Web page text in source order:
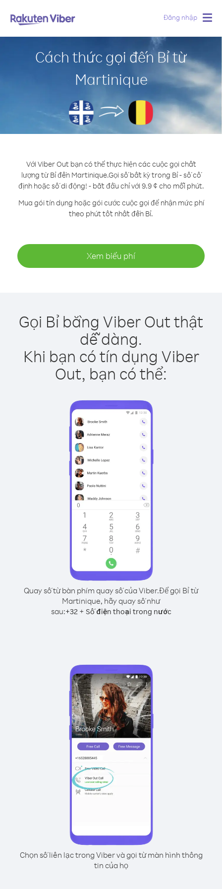
Đăng nhập
Cách thức gọi đến Bỉ từ
Martinique
Với Viber Out bạn có thể thực hiện các cuộc gọi chất
lượng từ Bỉ đến Martinique.Gọi số bất kỳ trong Bỉ - số cố
định hoặc số di động! - bắt đầu chỉ với 9.9 ¢ cho mỗi phút.
Mua gói tín dụng hoặc gói cước cuộc gọi để nhận mức phí
theo phút tốt nhất đến Bỉ.
Xem biểu phí
Gọi Bỉ bằng Viber Out thật
dễ dàng.
Khi bạn có tín dụng Viber
Out, bạn có thể:
Quay số từ bàn phím quay số của Viber.Để gọi Bỉ từ
Martinique, hãy quay số như
sau:+32+ Số điện thoại trong nước
Chọn số liên lạc trong Viber và gọi từ màn hình thông
tin của họ